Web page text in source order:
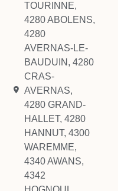
TOURINNE,
4280 ABOLENS,
4280
AVERNAS-LE-
BAUDUIN , 4280
CRAS-
AVERNAS,
4280 GRAND-
HALLET, 4280
HANNUT, 4300
WAREMME,
4340 AWANS,
4342